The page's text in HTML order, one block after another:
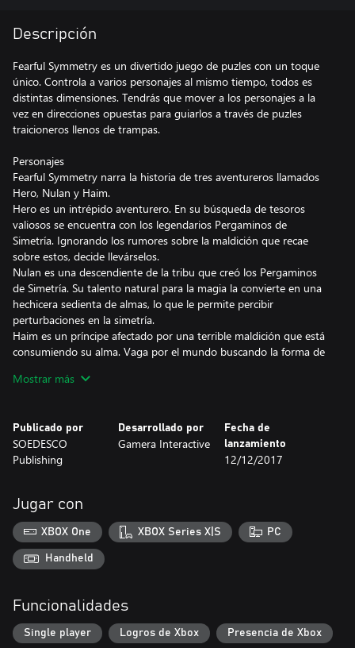
Descripción
Fearful Symmetry es un divertido juego de puzles con un toque
único. Controla a varios personajes al mismo tiempo, todos es
distintas dimensiones. Tendrás que mover a los personajes a la
vez en direcciones opuestas para guiarlos a través de puzles
traicioneros llenos de trampas.
Personajes
Fearful Symmetry narra la historia de tres aventureros llamados
Hero, Nulan y Haim.
Hero es un intrépido aventurero. En su búsqueda de tesoros
valiosos se encuentra con los legendarios Pergaminos de
Simetría. Ignorando los rumores sobre la maldición que recae
sobre estos, decide llevárselos.
Nulan es una descendiente de la tribu que creó los Pergaminos
de Simetría. Su talento natural para la magia la convierte en una
hechicera sedienta de almas, lo que le permite percibir
perturbaciones en la simetría.
Haim es un príncipe afectado por una terrible maldición que está
consumiendo su alma. Vaga por el mundo buscando la forma de
legendarios Pergaminos de Simetría que, según los rumores,
¡Cada personaje ofrece formas diferentes de superar puzles en el
juego, haciendo así todos los niveles distintos dependiendo del
personaje que elijas!
Mostrar más
Publicado por
SOEDESCO
Publishing
Desarrollado por
Gamera Interactive
Fecha de
lanzamiento
12/12/2017
Jugar con
XBOX One XBOX Series X|S PC
Handheld
Funcionalidades
Single player Logros de Xbox Presencia de Xbox